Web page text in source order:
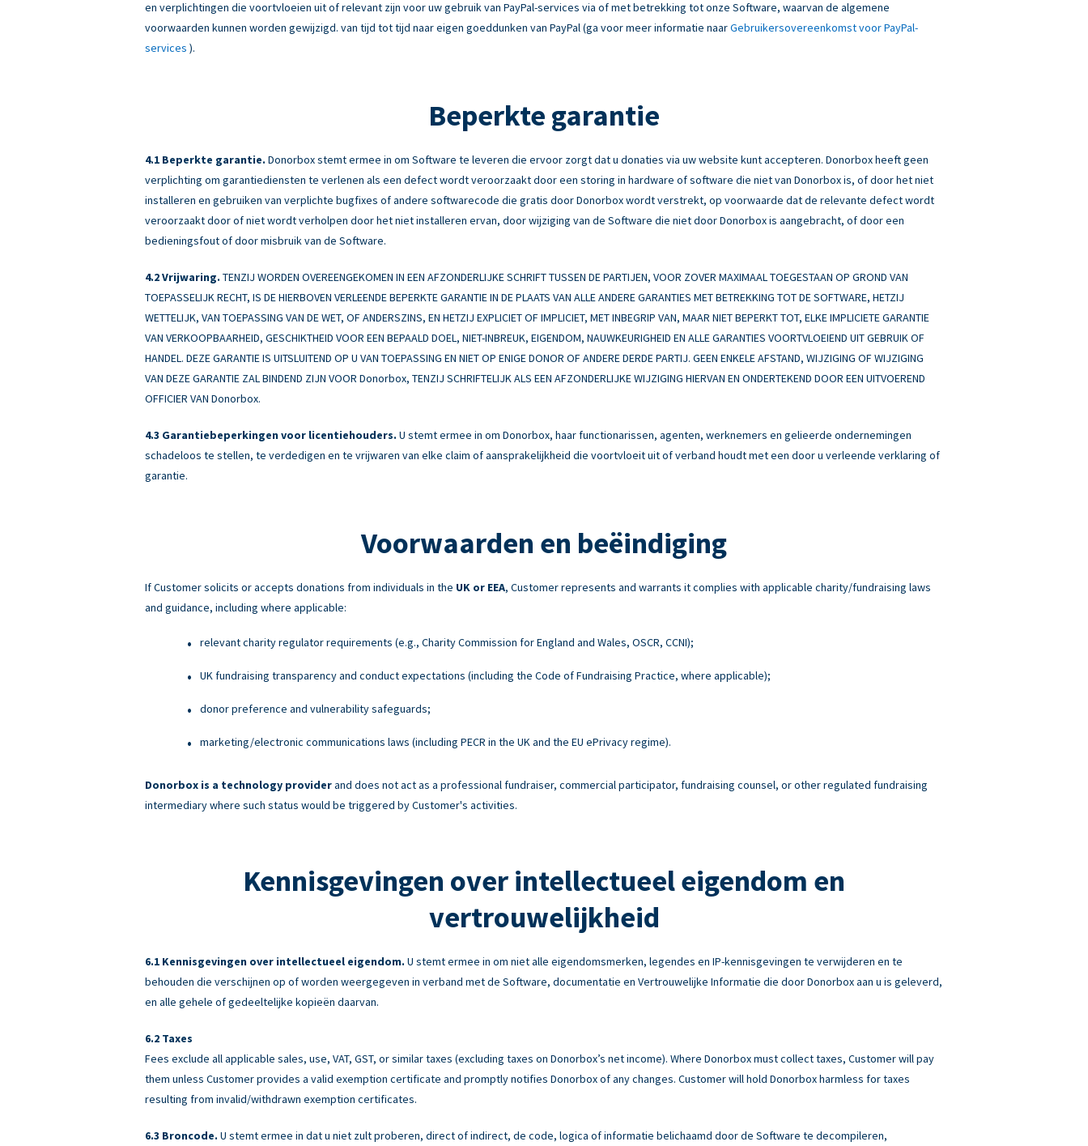
en verplichtingen die voortvloeien uit of relevant zijn voor uw gebruik van PayPal-services via of met betrekking tot onze Software, waarvan de algemene
voorwaarden kunnen worden gewijzigd. van tijd tot tijd naar eigen goeddunken van PayPal (ga voor meer informatie naarGebruikersovereenkomst voor PayPal-
services ).
Beperkte garantie
Beperkte garantie. Donorbox stemt ermee in om Software te leveren die ervoor zorgt dat u donaties via uw website kunt accepteren. Donorbox heeft geen
verplichting om garantiediensten te verlenen als een defect wordt veroorzaakt door een storing in hardware of software die niet van Donorbox is, of door het niet
installeren en gebruiken van verplichte bugfixes of andere softwarecode die gratis door Donorbox wordt verstrekt, op voorwaarde dat de relevante defect wordt
veroorzaakt door of niet wordt verholpen door het niet installeren ervan, door wijziging van de Software die niet door Donorbox is aangebracht, of door een
bedieningsfout of door misbruik van de Software.
Vrijwaring. TENZIJ WORDEN OVEREENGEKOMEN IN EEN AFZONDERLIJKE SCHRIFT TUSSEN DE PARTIJEN, VOOR ZOVER MAXIMAAL TOEGESTAAN OP GROND VAN
TOEPASSELIJK RECHT, IS DE HIERBOVEN VERLEENDE BEPERKTE GARANTIE IN DE PLAATS VAN ALLE ANDERE GARANTIES MET BETREKKING TOT DE SOFTWARE, HETZIJ
WETTELIJK, VAN TOEPASSING VAN DE WET, OF ANDERSZINS, EN HETZIJ EXPLICIET OF IMPLICIET, MET INBEGRIP VAN, MAAR NIET BEPERKT TOT, ELKE IMPLICIETE GARANTIE
VAN VERKOOPBAARHEID, GESCHIKTHEID VOOR EEN BEPAALD DOEL, NIET-INBREUK, EIGENDOM, NAUWKEURIGHEID EN ALLE GARANTIES VOORTVLOEIEND UIT GEBRUIK OF
HANDEL. DEZE GARANTIE IS UITSLUITEND OP U VAN TOEPASSING EN NIET OP ENIGE DONOR OF ANDERE DERDE PARTIJ. GEEN ENKELE AFSTAND, WIJZIGING OF WIJZIGING
VAN DEZE GARANTIE ZAL BINDEND ZIJN VOOR Donorbox, TENZIJ SCHRIFTELIJK ALS EEN AFZONDERLIJKE WIJZIGING HIERVAN EN ONDERTEKEND DOOR EEN UITVOEREND
OFFICIER VAN Donorbox.
Garantiebeperkingen voor licentiehouders. U stemt ermee in om Donorbox, haar functionarissen, agenten, werknemers en gelieerde ondernemingen
schadeloos te stellen, te verdedigen en te vrijwaren van elke claim of aansprakelijkheid die voortvloeit uit of verband houdt met een door u verleende verklaring of
garantie.
Voorwaarden en beëindiging
If Customer solicits or accepts donations from individuals in the UK or EEA, Customer represents and warrants it complies with applicable charity/fundraising laws
and guidance, including where applicable:
relevant charity regulator requirements (e.g., Charity Commission for England and Wales, OSCR, CCNI);
UK fundraising transparency and conduct expectations (including the Code of Fundraising Practice, where applicable);
donor preference and vulnerability safeguards;
marketing/electronic communications laws (including PECR in the UK and the EU ePrivacy regime).
Donorbox is a technology providerand does not act as a professional fundraiser, commercial participator, fundraising counsel, or other regulated fundraising
intermediary where such status would be triggered by Customer's activities.
Kennisgevingen over intellectueel eigendom en
vertrouwelijkheid
Kennisgevingen over intellectueel eigendom. U stemt ermee in om niet alle eigendomsmerken, legendes en IP-kennisgevingen te verwijderen en te
behouden die verschijnen op of worden weergegeven in verband met de Software, documentatie en Vertrouwelijke Informatie die door Donorbox aan u is geleverd,
en alle gehele of gedeeltelijke kopieën daarvan.
Taxes
Fees exclude all applicable sales, use, VAT, GST, or similar taxes (excluding taxes on Donorbox’s net income). Where Donorbox must collect taxes, Customer will pay
them unless Customer provides a valid exemption certificate and promptly notifies Donorbox of any changes. Customer will hold Donorbox harmless for taxes
resulting from invalid/withdrawn exemption certificates.
Broncode. U stemt ermee in dat u niet zult proberen, direct of indirect, de code, logica of informatie belichaamd door de Software te decompileren,